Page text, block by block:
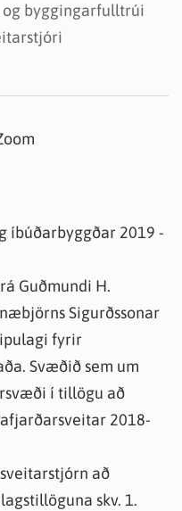
og byggingarfulltrúi
íbúðarbyggðar 2019 -
Guðmundi H.
Sigurðssonar
fyrir
Svæðið sem um
í tillögu að
2018-
að
skv. 1.